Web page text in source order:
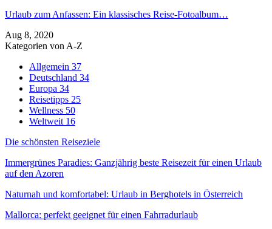
Urlaub zum Anfassen: Ein klassisches Reise-Fotoalbum…
Aug 8, 2020
Kategorien von A-Z
Allgemein 37
Deutschland 34
Europa 34
Reisetipps 25
Wellness 50
Weltweit 16
Die schönsten Reiseziele
Immergrünes Paradies: Ganzjährig beste Reisezeit für einen Urlaub
auf den Azoren
Naturnah und komfortabel: Urlaub in Berghotels in Österreich
Mallorca: perfekt geeignet für einen Fahrradurlaub